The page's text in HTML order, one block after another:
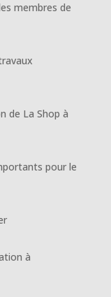
membres de
de La Shop à
pour le
à